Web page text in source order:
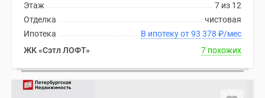
7 из 12
Этаж
чистовая
Отделка
В ипотеку от 93 378 ₽/мес
Ипотека
ЖК «Сэтл ЛОФТ»
7 похожих